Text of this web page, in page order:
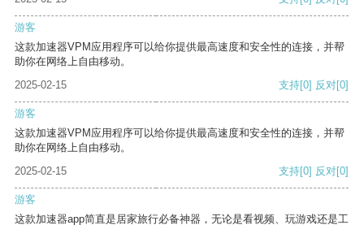
游客
这款加速器VPM应用程序可以给你提供最高速度和安全性的连接，并帮
助你在网络上自由移动。
2025-02-15
支持[0] 反对[0]
游客
这款加速器VPM应用程序可以给你提供最高速度和安全性的连接，并帮
助你在网络上自由移动。
2025-02-15
支持[0] 反对[0]
游客
这款加速器app简直是居家旅行必备神器，无论是看视频、玩游戏还是工